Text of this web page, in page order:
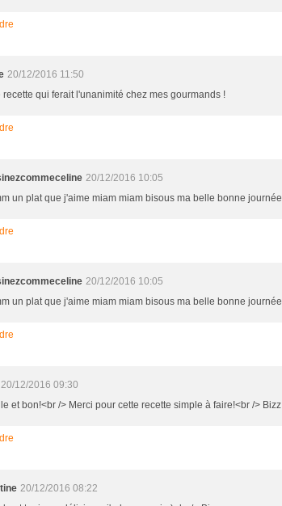
20/12/2016 11:50
recette qui ferait l'unanimité chez mes gourmands !
20/12/2016 10:05
un plat que j'aime miam miam bisous ma belle bonne journée
20/12/2016 10:05
un plat que j'aime miam miam bisous ma belle bonne journée
20/12/2016 09:30
et bon!<br /> Merci pour cette recette simple à faire!<br /> Bizz
20/12/2016 08:22